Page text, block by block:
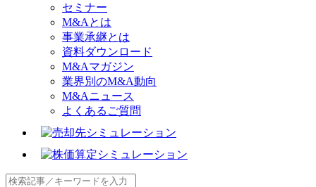
セミナー
M&Aとは
事業承継とは
資料ダウンロード
M&Aマガジン
業界別のM&A動向
M&Aニュース
よくあるご質問